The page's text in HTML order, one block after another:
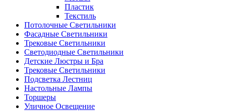
Пластик
Текстиль
Потолочные Светильники
Фасадные Светильники
Трековые Светильники
Светодиодные Светильники
Детские Люстры и Бра
Трековые Светильники
Подсветка Лестниц
Настольные Лампы
Торшеры
Уличное Освещение